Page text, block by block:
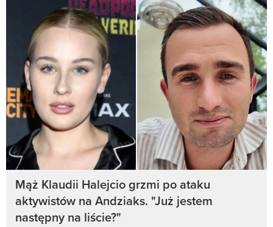
Mąż Klaudii Halejcio grzmi po ataku
aktywistów na Andziaks. "Już jestem
następny na liście?"